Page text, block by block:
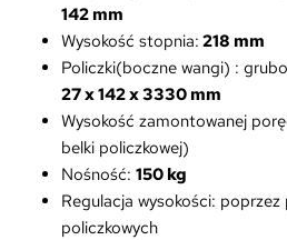
142 mm
Wysokość stopnia: 218 mm
Policzki(boczne wangi) :
27 x 142 x 3330 mm
Wysokość zamontowanej
belki policzkowej)
Nośność: 150 kg
Regulacja wysokości:
policzkowych